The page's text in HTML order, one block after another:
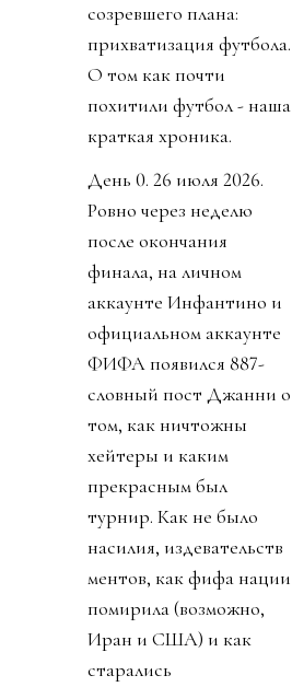
созревшего плана:
прихватизация футбола.
О том как почти
похитили футбол - наша
краткая хроника.
День 0. 26 июля 2026.
Ровно через неделю
после окончания
финала, на личном
аккаунте Инфантино и
официальном аккаунте
ФИФА появился 887-
словный пост Джанни о
том, как ничтожны
хейтеры и каким
прекрасным был
турнир. Как не было
насилия, издевательств
ментов, как фифа нации
помирила (возможно,
Иран и США) и как
старались